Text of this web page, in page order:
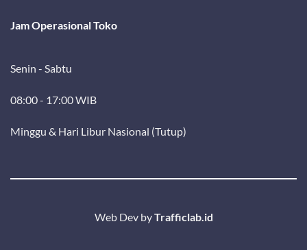
Jam Operasional Toko
Senin - Sabtu
08:00 - 17:00 WIB
Minggu & Hari Libur Nasional (Tutup)
Web Dev byTrafficlab.id